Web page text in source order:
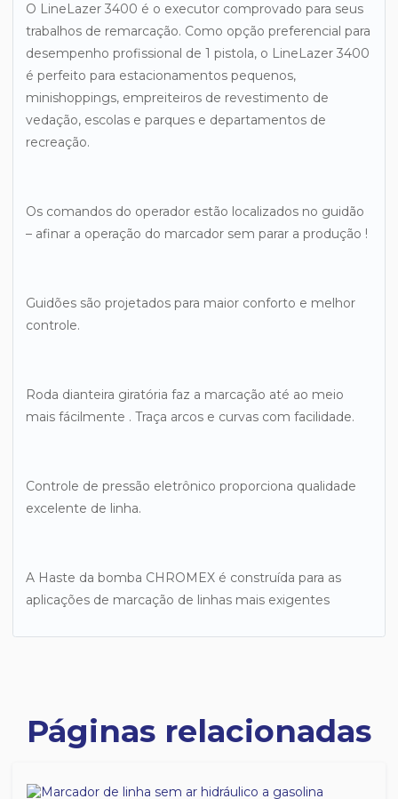
O LineLazer 3400 é o executor comprovado para seus
trabalhos de remarcação. Como opção preferencial para
desempenho profissional de 1 pistola, o LineLazer 3400
é perfeito para estacionamentos pequenos,
minishoppings, empreiteiros de revestimento de
vedação, escolas e parques e departamentos de
recreação.
Os comandos do operador estão localizados no guidão
– afinar a operação do marcador sem parar a produção !
Guidões são projetados para maior conforto e melhor
controle.
Roda dianteira giratória faz a marcação até ao meio
mais fácilmente . Traça arcos e curvas com facilidade.
Controle de pressão eletrônico proporciona qualidade
excelente de linha.
A Haste da bomba CHROMEX é construída para as
aplicações de marcação de linhas mais exigentes
Páginas relacionadas